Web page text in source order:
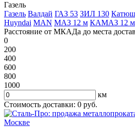
Газель
Газель Валдай ГАЗ 53 ЗИЛ 130
Huyndai MAN МАЗ 12 м КАМАЗ 12 м
Расстояние от МКАДа до места
0
200
400
600
800
1000
км
Стоимость доставки: 0 руб.